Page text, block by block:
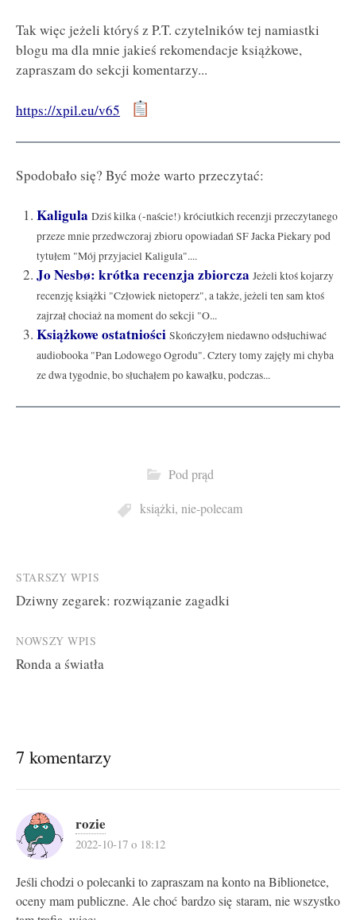
Tak więc jeżeli któryś z P.T. czytelników tej namiastki
blogu ma dla mnie jakieś rekomendacje książkowe,
zapraszam do sekcji komentarzy...
https://xpil.eu/v65
Spodobało się? Być może warto przeczytać:
Kaligula Dziś kilka (-naście!) króciutkich recenzji przeczytanego
przeze mnie przedwczoraj zbioru opowiadań SF Jacka Piekary pod
tytułem "Mój przyjaciel Kaligula"....
Jo Nesbø: krótka recenzja zbiorcza Jeżeli ktoś kojarzy
recenzję książki "Człowiek nietoperz", a także, jeżeli ten sam ktoś
zajrzał chociaż na moment do sekcji "O...
Książkowe ostatniości Skończyłem niedawno odsłuchiwać
audiobooka "Pan Lodowego Ogrodu". Cztery tomy zajęły mi chyba
ze dwa tygodnie, bo słuchałem po kawałku, podczas...
Pod prąd
książki, nie-polecam
Post
navigation
STARSZY WPIS
Dziwny zegarek: rozwiązanie zagadki
NOWSZY WPIS
Ronda a światła
7 komentarzy
rozie
2022-10-17 o 18:12
Jeśli chodzi o polecanki to zapraszam na konto na Biblionetce,
oceny mam publiczne. Ale choć bardzo się staram, nie wszystko